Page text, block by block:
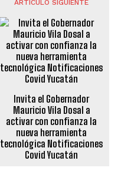
ARTÍCULO SIGUIENTE
Invita el Gobernador
Mauricio Vila Dosal a
activar con confianza la
nueva herramienta
tecnológica Notificaciones
Covid Yucatán